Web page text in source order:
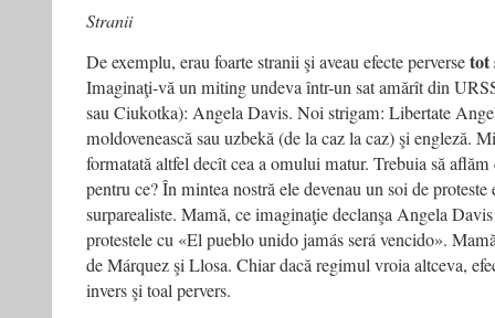
Stranii
De exemplu, erau foarte stranii şi aveau efecte perversetot
Imaginaţi-vă un miting undeva într-un sat amărît din
sau Ciukotka): Angela Davis. Noi strigam: Libertate
moldovenească sau uzbekă (de la caz la caz) şi engleză.
formatată altfel decît cea a omului matur. Trebuia să
pentru ce? În mintea nostră ele devenau un soi de
surparealiste. Mamă, ce imaginaţie declanşa Angela
protestele cu «El pueblo unido jamás será vencido».
de Márquez şi Llosa. Chiar dacă regimul vroia altceva,
invers şi toal pervers.